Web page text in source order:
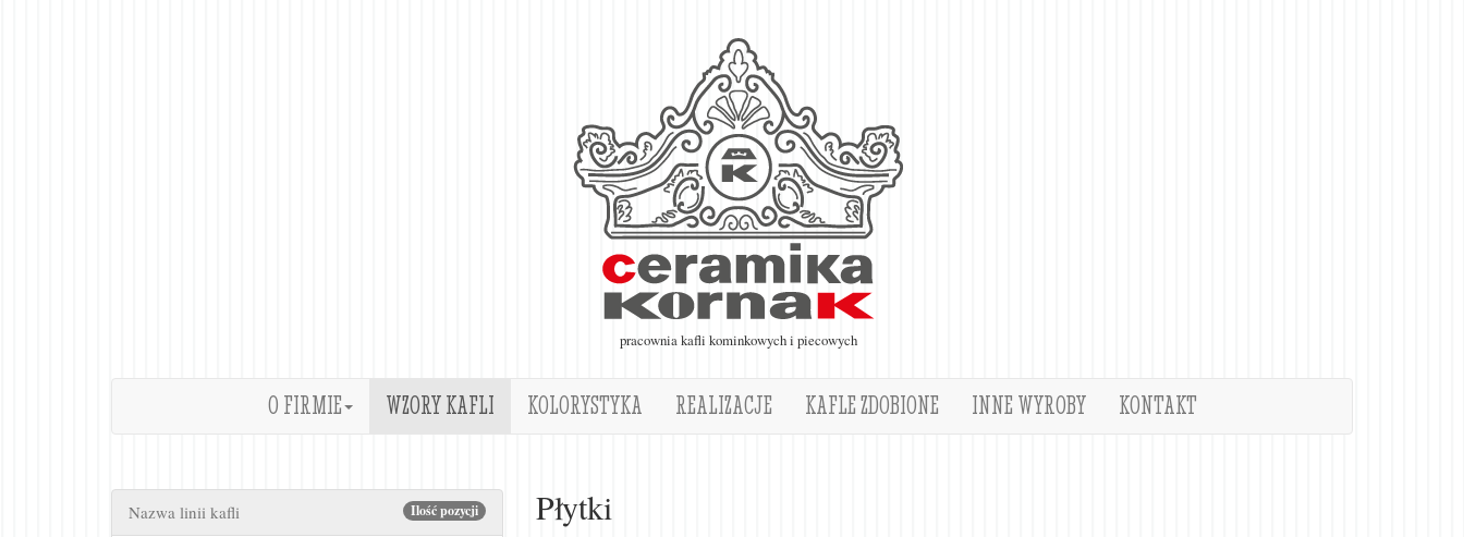
pracownia kafli kominkowych i piecowych
O FIRMIE WZORY KAFLI KOLORYSTYKA REALIZACJE KAFLE ZDOBIONE INNE WYROBY KONTAKT
Ilość pozycji
Nazwa linii kafli Płytki